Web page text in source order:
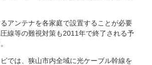
アンテナを各家庭で設置することが必要
線等の難視対策も2011年で終了される予
では、狭山市内全域に光ケーブル幹線を